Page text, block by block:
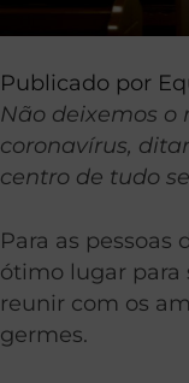
Publicado por
Não deixemos o
coronavírus,
centro de tudo
Para as pessoas
ótimo lugar para
reunir com os
germes.